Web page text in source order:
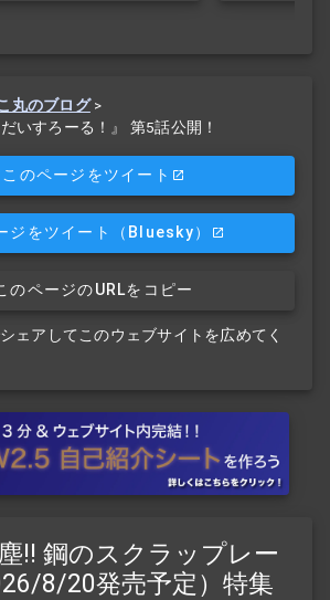
丸のブログ>
いすろーる！』 第5話公開！
このページをツイート
ジをツイート （Bluesky）
のページのURLをコピー
ェアしてこのウェブサイトを広めてく
!! 鋼のスクラップレー
8/20発売予定）特集